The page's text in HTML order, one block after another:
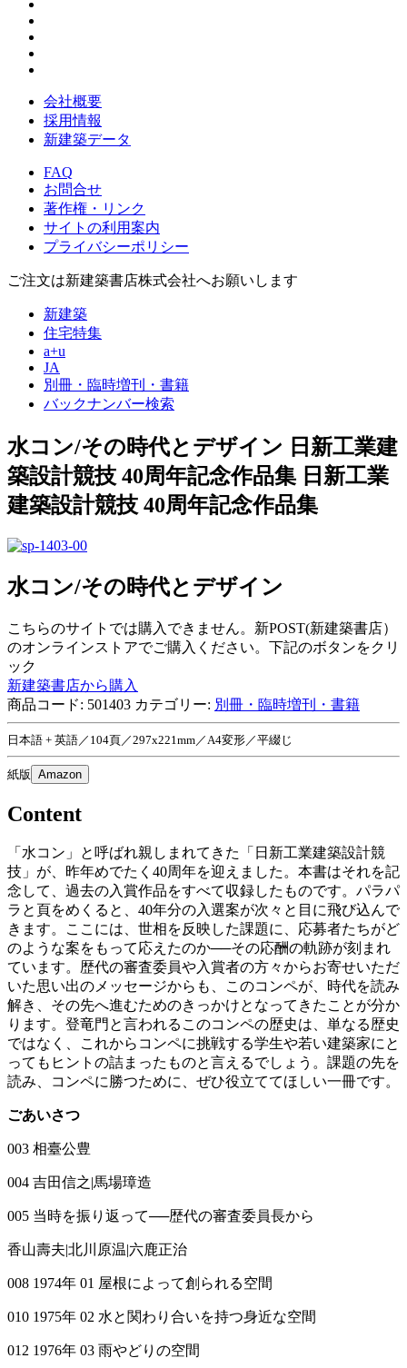
会社概要
採用情報
新建築データ
FAQ
お問合せ
著作権・リンク
サイトの利用案内
プライバシーポリシー
ご注文は新建築書店株式会社へお願いします
新建築
住宅特集
a+u
JA
別冊・臨時増刊・書籍
バックナンバー検索
水コン/その時代とデザイン 日新工業建
築設計競技 40周年記念作品集 日新工業
建築設計競技 40周年記念作品集
水コン/その時代とデザイン
こちらのサイトでは購入できません。新POST(新建築書店）
のオンラインストアでご購入ください。下記のボタンをクリ
ック
新建築書店から購入
商品コード: 501403 カテゴリー: 別冊・臨時増刊・書籍
日本語 + 英語／104頁／297x221mm／A4変形／平綴じ
紙版 Amazon
Content
「水コン」と呼ばれ親しまれてきた「日新工業建築設計競
技」が、昨年めでたく40周年を迎えました。本書はそれを記
念して、過去の入賞作品をすべて収録したものです。パラパ
ラと頁をめくると、40年分の入選案が次々と目に飛び込んで
きます。ここには、世相を反映した課題に、応募者たちがど
のような案をもって応えたのか──その応酬の軌跡が刻まれ
ています。歴代の審査委員や入賞者の方々からお寄せいただ
いた思い出のメッセージからも、このコンペが、時代を読み
解き、その先へ進むためのきっかけとなってきたことが分か
ります。登竜門と言われるこのコンペの歴史は、単なる歴史
ではなく、これからコンペに挑戦する学生や若い建築家にと
ってもヒントの詰まったものと言えるでしょう。課題の先を
読み、コンペに勝つために、ぜひ役立ててほしい一冊です。
ごあいさつ
003 相臺公豊
004 吉田信之|馬場璋造
005 当時を振り返って──歴代の審査委員長から
香山壽夫|北川原温|六鹿正治
008 1974年 01 屋根によって創られる空間
010 1975年 02 水と関わり合いを持つ身近な空間
012 1976年 03 雨やどりの空間